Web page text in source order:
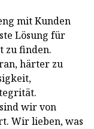
mit Kunden
Lösung für
zu finden.
härter zu
wir von
Wir lieben, was